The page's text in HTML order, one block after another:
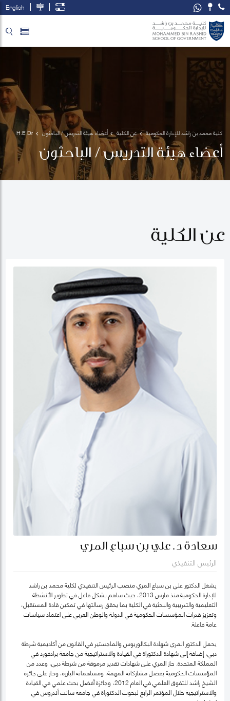
English
كلية محمد بن راشد للإدارة الحكومية عن الكلية أعضاء هيئة التدريس / الباحثون
H.E Dr
Ali bin
Al Marri
أعضاء هيئة التدريس / الباحثون
عن الكلية
سعادة د. علي بن سباع المري
الرئيس التنفيذي
يشغل الدكتور علي بن سباع المري منصب الرئيس التنفيذي لكلية محمد بن راشد
للإدارة الحكومية منذ مارس 2013، حيث ساهم بشكل فاعل في تطوير الأنشطة
التعليمية والتدريبية والبحثية في الكلية بما يحقق رسالتها في تمكين قادة المستقبل،
وتعزيز قدرات المؤسسات الحكومية في الدولة والوطن العربي على اعتماد سياسات
عامة فاعلة.
يحمل الدكتور المري شهادة البكالوريوس والماجستير في القانون من أكاديمية شرطة
دبي، إضافة إلى شهادة الدكتوراة في القيادة والاستراتيجية من جامعة برادفورد في
المملكة المتحدة. حاز المري على شهادات تقدير مرموقة من شرطة دبي، وعدد من
المؤسسات الحكومية بفضل مشاركاته المهمة، ومساهماته البارزة، وحاز على جائزة
الشيخ راشد للتفوق العلمي في العام 2012، وجائزة أفضل بحث علمي في القيادة
والاستراتيجية خلال المؤتمر الرابع لبحوث الدكتوراة في جامعة سانت أندروس في